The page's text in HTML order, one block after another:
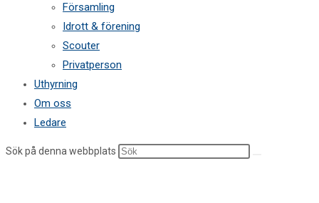
Församling
Idrott & förening
Scouter
Privatperson
Uthyrning
Om oss
Ledare
Sök på denna webbplats